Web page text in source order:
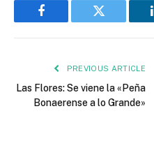
Facebook Twitter
PREVIOUS ARTICLE
Las Flores: Se viene la «Peña
Bonaerense a lo Grande»